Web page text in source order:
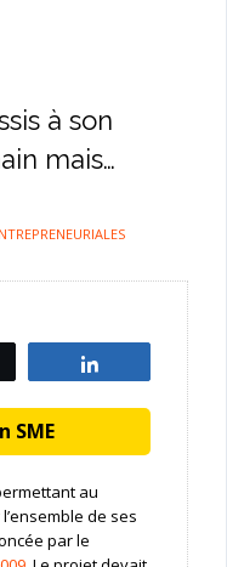
à son
mais…
SME
au
de ses
par le